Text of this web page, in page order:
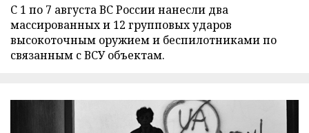
С 1 по 7 августа ВС России нанесли два
массированных и 12 групповых ударов
высокоточным оружием и беспилотниками по
связанным с ВСУ объектам.